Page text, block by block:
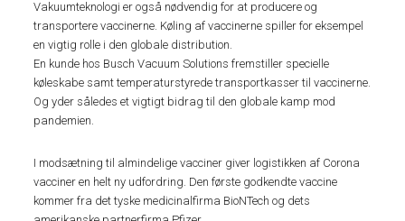
Vakuumteknologi er også nødvendig for at producere og
transportere vaccinerne. Køling af vaccinerne spiller for eksempel
en vigtig rolle i den globale distribution.
En kunde hos Busch Vacuum Solutions fremstiller specielle
køleskabe samt temperaturstyrede transportkasser til vaccinerne.
Og yder således et vigtigt bidrag til den globale kamp mod
pandemien.
I modsætning til almindelige vacciner giver logistikken af Corona
vacciner en helt ny udfordring. Den første godkendte vaccine
kommer fra det tyske medicinalfirma BioNTech og dets